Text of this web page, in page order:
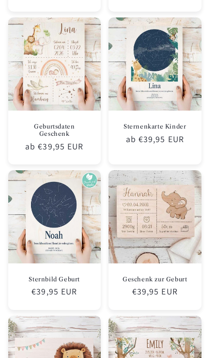
Geburtsdaten
Geschenk
Normaler
ab €39,95 EUR
Sternenkarte Kinder
Normaler
ab €39,95 EUR
Sternbild Geburt
Normaler
€39,95 EUR
Geschenk zur Geburt
Normaler
€39,95 EUR